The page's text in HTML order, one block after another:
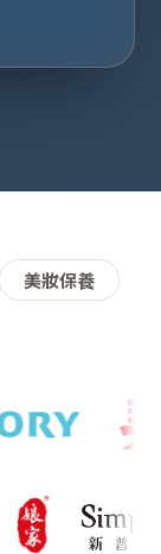
美妝保養